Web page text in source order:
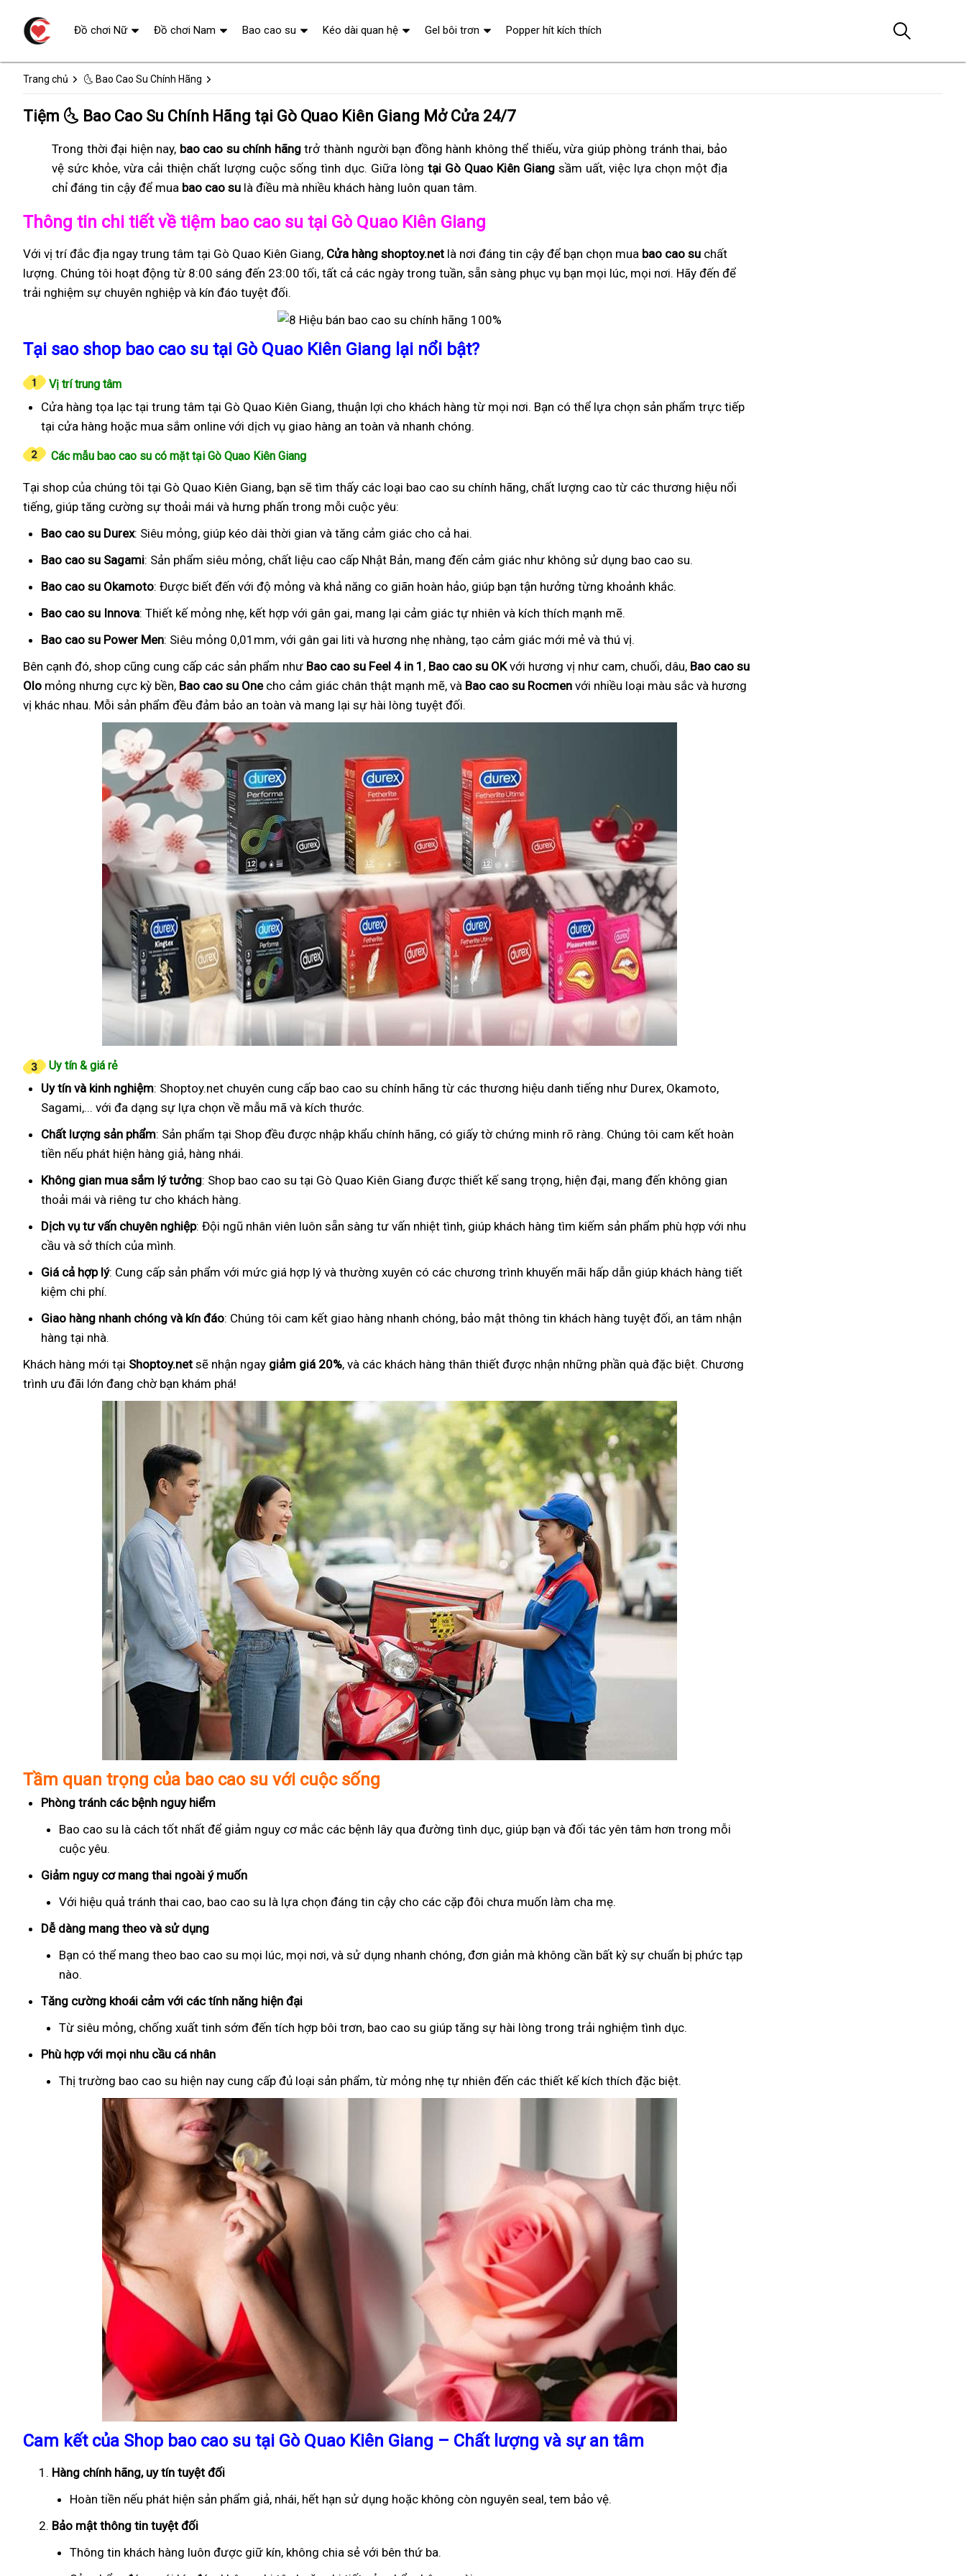
Trang chủ 🌜 Bao Cao Su Chính Hãng
Tiệm 🌜 Bao Cao Su Chính Hãng tại Gò Quao Kiên Giang Mở Cửa 24/7
Trong thời đại hiện nay, bao cao su chính hãngtrở thành người bạn đồng hành không thể thiếu, vừa giúp phòng tránh thai, bảo
vệ sức khỏe, vừa cải thiện chất lượng cuộc sống tình dục. Giữa lòng tại Gò Quao Kiên Giang sầm uất, việc lựa chọn một địa
chỉ đáng tin cậy để mua bao cao su là điều mà nhiều khách hàng luôn quan tâm.
Thông tin chi tiết về tiệm bao cao su tại Gò Quao Kiên Giang
Với vị trí đắc địa ngay trung tâm tại Gò Quao Kiên Giang, Cửa hàng shoptoy.net là nơi đáng tin cậy để bạn chọn mua bao cao su chất
lượng. Chúng tôi hoạt động từ 8:00 sáng đến 23:00 tối, tất cả các ngày trong tuần, sẵn sàng phục vụ bạn mọi lúc, mọi nơi. Hãy đến để
trải nghiệm sự chuyên nghiệp và kín đáo tuyệt đối.
Tại sao shop bao cao su tại Gò Quao Kiên Giang lại nổi bật?
Vị trí trung tâm
Cửa hàng tọa lạc tại trung tâm tại Gò Quao Kiên Giang, thuận lợi cho khách hàng từ mọi nơi. Bạn có thể lựa chọn sản phẩm trực tiếp
tại cửa hàng hoặc mua sắm online với dịch vụ giao hàng an toàn và nhanh chóng.
Các mẫu bao cao su có mặt tại Gò Quao Kiên Giang
Tại shop của chúng tôi tại Gò Quao Kiên Giang, bạn sẽ tìm thấy các loại bao cao su chính hãng, chất lượng cao từ các thương hiệu nổi
tiếng, giúp tăng cường sự thoải mái và hưng phấn trong mỗi cuộc yêu:
Bao cao su Durex: Siêu mỏng, giúp kéo dài thời gian và tăng cảm giác cho cả hai.
Bao cao su Sagami: Sản phẩm siêu mỏng, chất liệu cao cấp Nhật Bản, mang đến cảm giác như không sử dụng bao cao su.
Bao cao su Okamoto: Được biết đến với độ mỏng và khả năng co giãn hoàn hảo, giúp bạn tận hưởng từng khoảnh khắc.
Bao cao su Innova: Thiết kế mỏng nhẹ, kết hợp với gân gai, mang lại cảm giác tự nhiên và kích thích mạnh mẽ.
Bao cao su Power Men: Siêu mỏng 0,01mm, với gân gai liti và hương nhẹ nhàng, tạo cảm giác mới mẻ và thú vị.
Bên cạnh đó, shop cũng cung cấp các sản phẩm như Bao cao su Feel 4 in 1 , Bao cao su OKvới hương vị như cam, chuối, dâu, Bao cao su
Olo mỏng nhưng cực kỳ bền, Bao cao su Onecho cảm giác chân thật mạnh mẽ, và Bao cao su Rocmen với nhiều loại màu sắc và hương
vị khác nhau. Mỗi sản phẩm đều đảm bảo an toàn và mang lại sự hài lòng tuyệt đối.
Uy tín & giá rẻ
Uy tín và kinh nghiệm: Shoptoy.net chuyên cung cấp bao cao su chính hãng từ các thương hiệu danh tiếng như Durex, Okamoto,
Sagami,... với đa dạng sự lựa chọn về mẫu mã và kích thước.
Chất lượng sản phẩm: Sản phẩm tại Shop đều được nhập khẩu chính hãng, có giấy tờ chứng minh rõ ràng. Chúng tôi cam kết hoàn
tiền nếu phát hiện hàng giả, hàng nhái.
Không gian mua sắm lý tưởng: Shop bao cao su tại Gò Quao Kiên Giang được thiết kế sang trọng, hiện đại, mang đến không gian
thoải mái và riêng tư cho khách hàng.
Dịch vụ tư vấn chuyên nghiệp: Đội ngũ nhân viên luôn sẵn sàng tư vấn nhiệt tình, giúp khách hàng tìm kiếm sản phẩm phù hợp với nhu
cầu và sở thích của mình.
Giá cả hợp lý: Cung cấp sản phẩm với mức giá hợp lý và thường xuyên có các chương trình khuyến mãi hấp dẫn giúp khách hàng tiết
kiệm chi phí.
Giao hàng nhanh chóng và kín đáo: Chúng tôi cam kết giao hàng nhanh chóng, bảo mật thông tin khách hàng tuyệt đối, an tâm nhận
hàng tại nhà.
Khách hàng mới tại Shoptoy.net sẽ nhận ngay giảm giá 20%, và các khách hàng thân thiết được nhận những phần quà đặc biệt. Chương
trình ưu đãi lớn đang chờ bạn khám phá!
Tầm quan trọng của bao cao su với cuộc sống
Phòng tránh các bệnh nguy hiểm
Bao cao su là cách tốt nhất để giảm nguy cơ mắc các bệnh lây qua đường tình dục, giúp bạn và đối tác yên tâm hơn trong mỗi
cuộc yêu.
Giảm nguy cơ mang thai ngoài ý muốn
Với hiệu quả tránh thai cao, bao cao su là lựa chọn đáng tin cậy cho các cặp đôi chưa muốn làm cha mẹ.
Dễ dàng mang theo và sử dụng
Bạn có thể mang theo bao cao su mọi lúc, mọi nơi, và sử dụng nhanh chóng, đơn giản mà không cần bất kỳ sự chuẩn bị phức tạp
nào.
Tăng cường khoái cảm với các tính năng hiện đại
Từ siêu mỏng, chống xuất tinh sớm đến tích hợp bôi trơn, bao cao su giúp tăng sự hài lòng trong trải nghiệm tình dục.
Phù hợp với mọi nhu cầu cá nhân
Thị trường bao cao su hiện nay cung cấp đủ loại sản phẩm, từ mỏng nhẹ tự nhiên đến các thiết kế kích thích đặc biệt.
Cam kết của Shop bao cao su tại Gò Quao Kiên Giang – Chất lượng và sự an tâm
Hàng chính hãng, uy tín tuyệt đối
Hoàn tiền nếu phát hiện sản phẩm giả, nhái, hết hạn sử dụng hoặc không còn nguyên seal, tem bảo vệ.
Bảo mật thông tin tuyệt đối
Thông tin khách hàng luôn được giữ kín, không chia sẻ với bên thứ ba.
Đồ chơi Nữ Đồ chơi Nam Bao cao su Kéo dài quan hệ Gel bôi trơn Popper hít kích thích